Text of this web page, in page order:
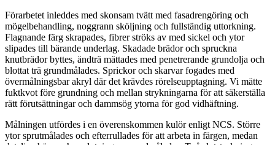
Förarbetet inleddes med skonsam tvätt med fasadrengöring och
mögelbehandling, noggrann sköljning och fullständig uttorkning.
Flagnande färg skrapades, fibrer ströks av med sickel och ytor
slipades till bärande underlag. Skadade brädor och spruckna
knutbrädor byttes, ändträ mättades med penetrerande grundolja och
blottat trä grundmålades. Sprickor och skarvar fogades med
övermålningsbar akryl där det krävdes rörelseupptagning. Vi mätte
fuktkvot före grundning och mellan strykningarna för att säkerställa
rätt förutsättningar och dammsög ytorna för god vidhäftning.
Målningen utfördes i en överenskommen kulör enligt NCS. Större
ytor sprutmålades och efterrullades för att arbeta in färgen, medan